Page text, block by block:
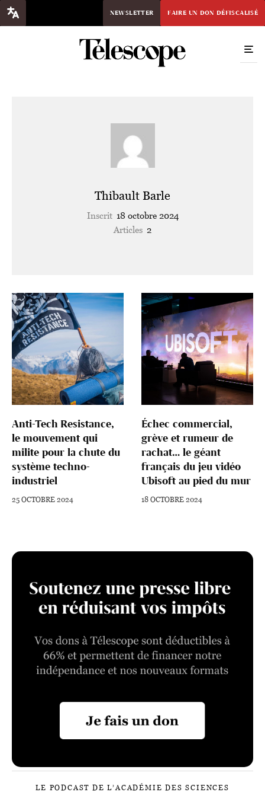
NEWSLETTER FAIRE UN DON DÉFISCALISÉ
Thibault Barle
Inscrit 18 octobre 2024
Articles 2
Anti-Tech Resistance,
le mouvement qui
milite pour la chute du
système techno-
industriel
25 OCTOBRE 2024
Échec commercial,
grève et rumeur de
rachat… le géant
français du jeu vidéo
Ubisoft au pied du mur
18 OCTOBRE 2024
LE PODCAST DE L’ACADÉMIE DES SCIENCES